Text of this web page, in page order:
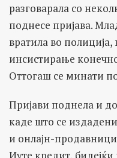
разговарала со
поднесе пријава.
вратила во полиција,
инсистирање конечно
Оттогаш се минати
Пријави поднела и
каде што се
и онлајн-